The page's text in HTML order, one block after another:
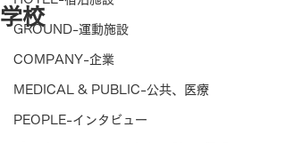
GROUND-運動施設
COMPANY-企業
MEDICAL & PUBLIC-公共、医療
PEOPLE-インタビュー
学校